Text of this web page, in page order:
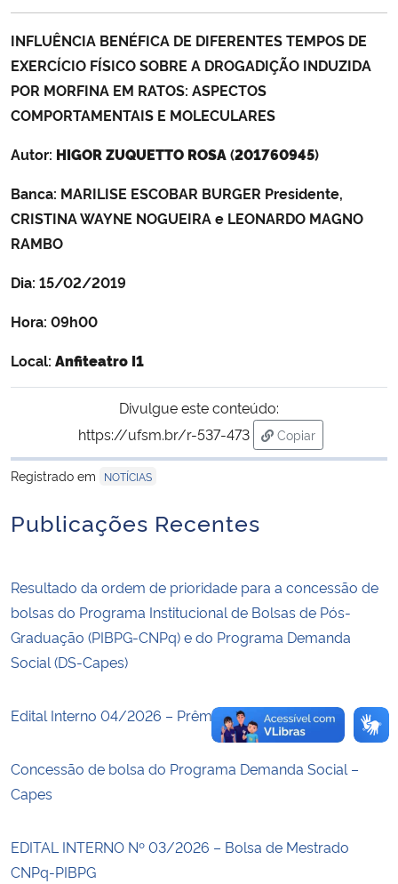
Ministério da Cidadania
Ministério da Saúde
Ministério de Minas e Energia
Ministério da Ciência, Tecnologia, Inovações e Comunicações
Ministério do Meio Ambiente
Ministério do Turismo
Ministério da Mulher, da Família e dos Direitos Humanos
Secretaria-Geral
Secretaria de Governo
Gabinete de Segurança Institucional
Advocacia-Geral da União
INFLUÊNCIA BENÉFICA DE DIFERENTES TEMPOS DE
EXERCÍCIO FÍSICO SOBRE A DROGADIÇÃO INDUZIDA
POR MORFINA EM RATOS: ASPECTOS
COMPORTAMENTAIS E MOLECULARES
Autor: HIGOR ZUQUETTO ROSA(201760945)
Banca: MARILISE ESCOBAR BURGER Presidente,
CRISTINA WAYNE NOGUEIRA e LEONARDO MAGNO
RAMBO
Dia: 15/02/2019
Hora: 09h00
Local: Anfiteatro I1
Divulgue este conteúdo:
https://ufsm.br/r-537-473
Copiar
para área de
Registrado em
NOTÍCIAS
Publicações Recentes
Resultado da ordem de prioridade para a concessão de
bolsas do Programa Institucional de Bolsas de Pós-
Graduação (PIBPG-CNPq) e do Programa Demanda
Social (DS-Capes)
Edital Interno 04/2026 – Prêmio Tese UFSM
Concessão de bolsa do Programa Demanda Social –
Capes
EDITAL INTERNO Nº 03/2026 – Bolsa de Mestrado
CNPq-PIBPG